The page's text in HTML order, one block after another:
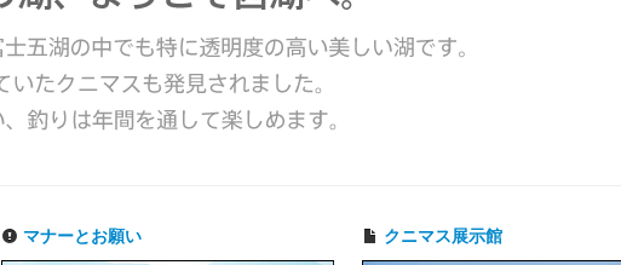
マナーとお願い クニマス展示館